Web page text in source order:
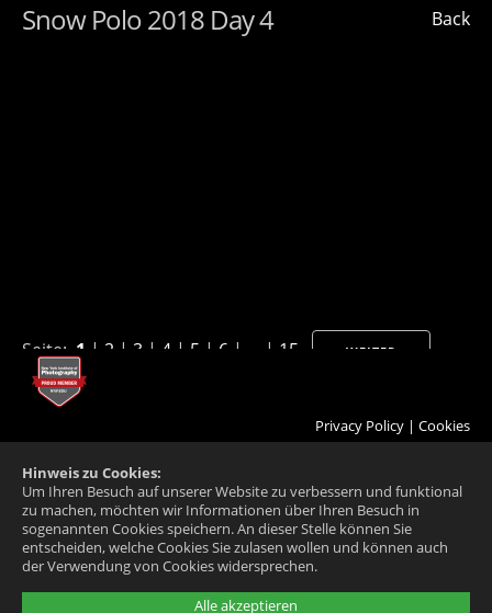
Alle akzeptieren
Hinweis zu Cookies:
Um Ihren Besuch auf unserer Website zu verbessern und funktional
zu machen, möchten wir Informationen über Ihren Besuch in
sogenannten Cookies speichern. An dieser Stelle können Sie
entscheiden, welche Cookies Sie zulasen wollen und können auch
der Verwendung von Cookies widersprechen.
Back
Snow Polo 2018 Day 4
Seite:1 | 2 | 3 | 4 | 5 | 6 | ... | 15 WEITER
Privacy Policy | Cookies